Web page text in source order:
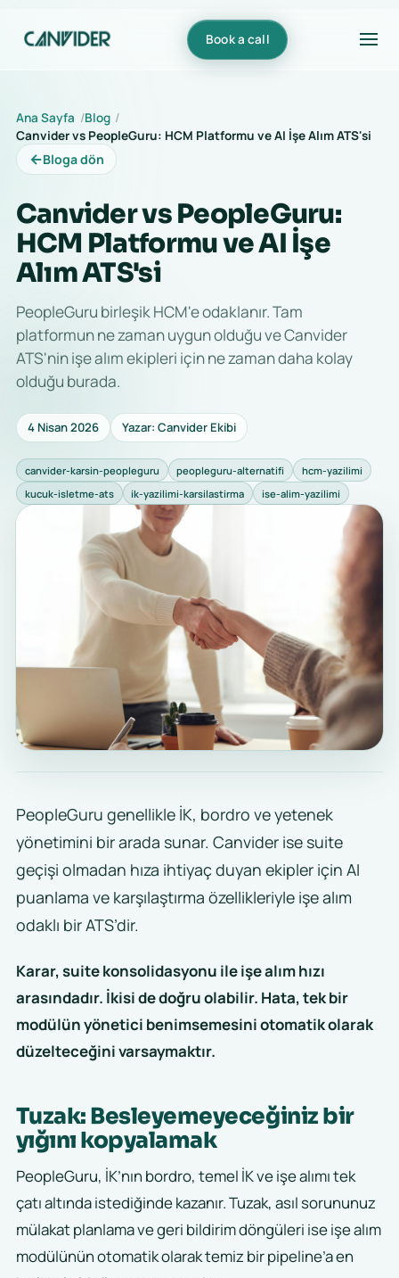
Book a call
Ana Sayfa
Blog
Canvider vs PeopleGuru: HCM Platformu ve AI İşe Alım ATS'si
←Bloga dön
Canvider vs PeopleGuru:
HCM Platformu ve AI İşe
Alım ATS'si
PeopleGuru birleşik HCM'e odaklanır. Tam
platformun ne zaman uygun olduğu ve Canvider
ATS'nin işe alım ekipleri için ne zaman daha kolay
olduğu burada.
4 Nisan 2026 Yazar: Canvider Ekibi
canvider-karsin-peopleguru peopleguru-alternatifi
hcm-yazilimi
kucuk-isletme-ats
ik-yazilimi-karsilastirma ise-alim-yazilimi
PeopleGuru genellikle İK, bordro ve yetenek
yönetimini bir arada sunar. Canvider ise suite
geçişi olmadan hıza ihtiyaç duyan ekipler için AI
puanlama ve karşılaştırma özellikleriyle işe alım
odaklı bir ATS’dir.
Karar, suite konsolidasyonu ile işe alım hızı
arasındadır. İkisi de doğru olabilir. Hata, tek bir
modülün yönetici benimsemesini otomatik olarak
düzelteceğini varsaymaktır.
Tuzak: Besleyemeyeceğiniz bir
yığını kopyalamak
PeopleGuru, İK’nın bordro, temel İK ve işe alımı tek
çatı altında istediğinde kazanır. Tuzak, asıl sorununuz
mülakat planlama ve geri bildirim döngüleri ise işe alım
modülünün otomatik olarak temiz bir pipeline’a en